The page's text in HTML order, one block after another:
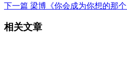
下一篇 梁博《你会成为你想的那
相关文章